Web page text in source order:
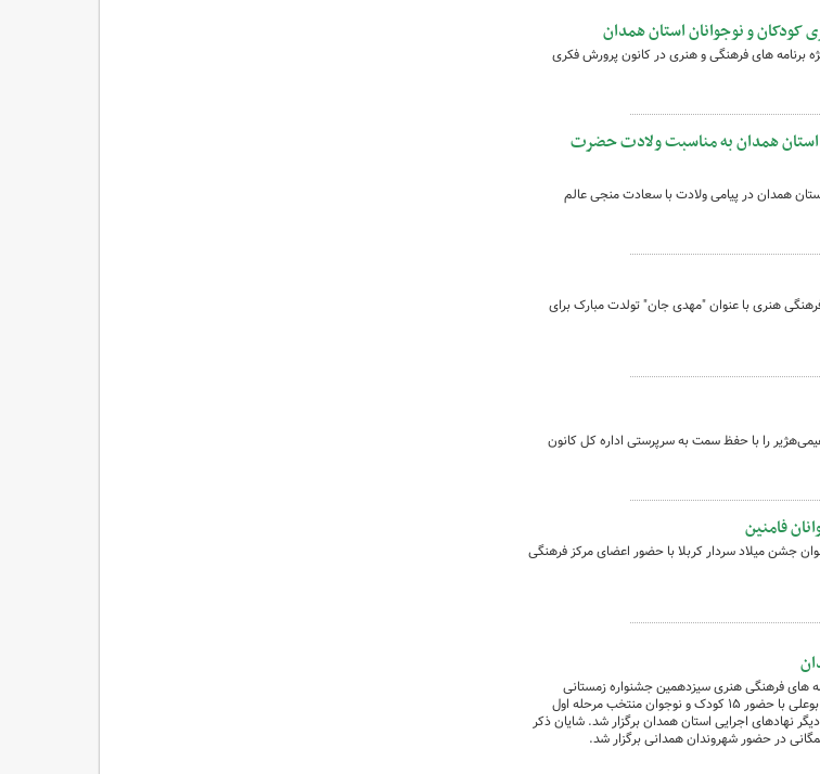
کودکان و نوجوانان استان همدان
برنامه های فرهنگی و هنری در کانون پرورش فکری
استان همدان به مناسبت ولادت حضرت
همدان در پیامی ولادت با سعادت منجی عالم
هنری با عنوان "مهدی جان" تولدت مبارک برای
را با حفظ سمت به سرپرستی اداره کل کانون
فامنین
جشن میلاد سردار کربلا با حضور اعضای مرکز فرهنگی
های فرهنگی هنری سیزدهمین جشنواره زمستانی
همدان مرحله نهایی مسابقه نقاشی با موضوع کودک و خانواده در پیاده راه بوعلی با حضور ۱۵ کودک و نوجوان منتخب مرحله اول
نهادهای اجرایی استان همدان برگزار شد. شایان ذکر
در حضور شهروندان همدانی برگزار شد.